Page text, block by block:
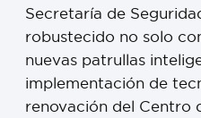
Secretaría de
robustecido no solo
nuevas patrullas
implementación de
renovación del Centro